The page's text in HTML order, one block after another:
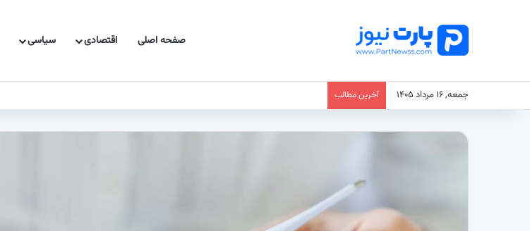
صفحه اصلی اقتصادی سیاسی
جمعه, ۱۶ مرداد ۱۴۰۵ آخرین مطالب